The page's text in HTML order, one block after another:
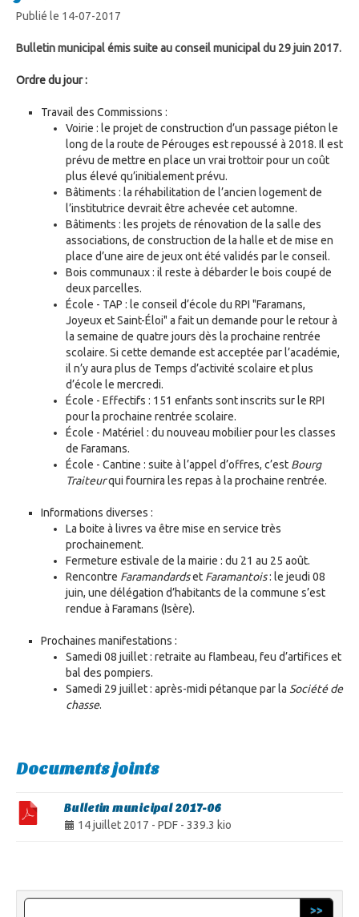
Publié le 14-07-2017
Bulletin municipal émis suite au conseil municipal du 29 juin 2017.
Ordre du jour :
Travail des Commissions :
Voirie : le projet de construction d’un passage piéton le
long de la route de Pérouges est repoussé à 2018. Il est
prévu de mettre en place un vrai trottoir pour un coût
plus élevé qu’initialement prévu.
Bâtiments : la réhabilitation de l’ancien logement de
l’institutrice devrait être achevée cet automne.
Bâtiments : les projets de rénovation de la salle des
associations, de construction de la halle et de mise en
place d’une aire de jeux ont été validés par le conseil.
Bois communaux : il reste à débarder le bois coupé de
deux parcelles.
École - TAP : le conseil d’école du RPI "Faramans,
Joyeux et Saint-Éloi" a fait un demande pour le retour à
la semaine de quatre jours dès la prochaine rentrée
scolaire. Si cette demande est acceptée par l’académie,
il n’y aura plus de Temps d’activité scolaire et plus
d’école le mercredi.
École - Effectifs : 151 enfants sont inscrits sur le RPI
pour la prochaine rentrée scolaire.
École - Matériel : du nouveau mobilier pour les classes
de Faramans.
École - Cantine : suite à l’appel d’offres, c’est Bourg
Traiteurqui fournira les repas à la prochaine rentrée.
Informations diverses :
La boite à livres va être mise en service très
prochainement.
Fermeture estivale de la mairie : du 21 au 25 août.
Rencontre Faramandardset Faramantois: le jeudi 08
juin, une délégation d’habitants de la commune s’est
rendue à Faramans (Isère).
Prochaines manifestations :
Samedi 08 juillet : retraite au flambeau, feu d’artifices et
bal des pompiers.
Samedi 29 juillet : après-midi pétanque par la Société de
chasse.
Documents joints
Bulletin municipal 2017-06
14 juillet 2017 - PDF - 339.3 kio
>>